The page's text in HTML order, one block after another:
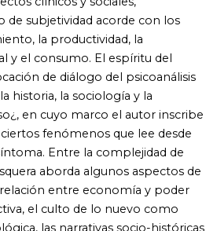
que en su devenir
así como el núcleo del
el goce polimorfo
el impacto de lo colectivo en
muestra en perspectiva la
inconciente¿. Con su
y sobre la base de la
su metapsicología y su
estudia cierto número de
¿en el marco de una clínic a
a partir del superyó cultural
de las exigencias
Mosquera es Doctor en